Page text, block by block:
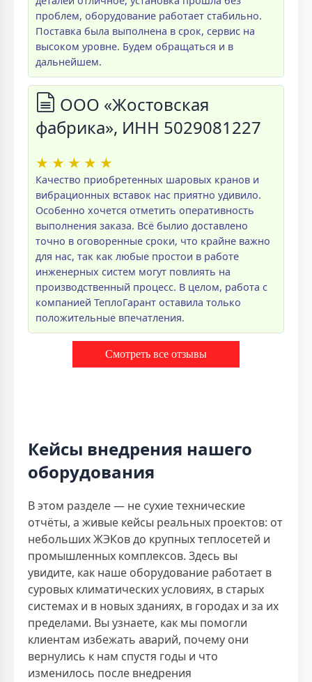
проблем, оборудование работает стабильно.
Поставка была выполнена в срок, сервис на
высоком уровне. Будем обращаться и в
дальнейшем.
ООО «Жостовская
фабрика», ИНН 5029081227
★ ★ ★ ★ ★
Качество приобретенных шаровых кранов и
вибрационных вставок нас приятно удивило.
Особенно хочется отметить оперативность
выполнения заказа. Всё былио доставлено
точно в оговоренные сроки, что крайне важно
для нас, так как любые простои в работе
инженерных систем могут повлиять на
производственный процесс. В целом, работа с
компанией ТеплоГарант оставила только
положительные впечатления.
Смотреть все отзывы
Кейсы внедрения нашего
оборудования
В этом разделе — не сухие технические
отчёты, а живые кейсы реальных проектов: от
небольших ЖЭКов до крупных теплосетей и
промышленных комплексов. Здесь вы
увидите, как наше оборудование работает в
суровых климатических условиях, в старых
системах и в новых зданиях, в городах и за их
пределами. Вы узнаете, как мы помогли
клиентам избежать аварий, почему они
вернулись к нам спустя годы и что
изменилось после внедрения